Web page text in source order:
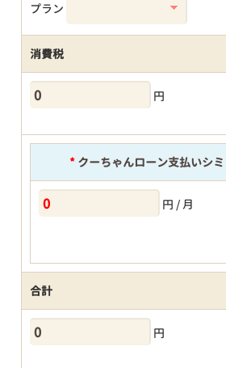
プラン
消費税
円
*クーちゃんローン支払いシ
円 / 月
合計
円